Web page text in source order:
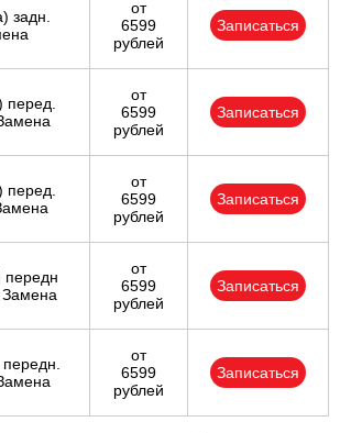
задн.
от
6599
рублей
Записаться
перед.
от
6599
рублей
Записаться
перед.
от
6599
рублей
Записаться
передн
Замена
от
6599
рублей
Записаться
от
6599
рублей
Записаться